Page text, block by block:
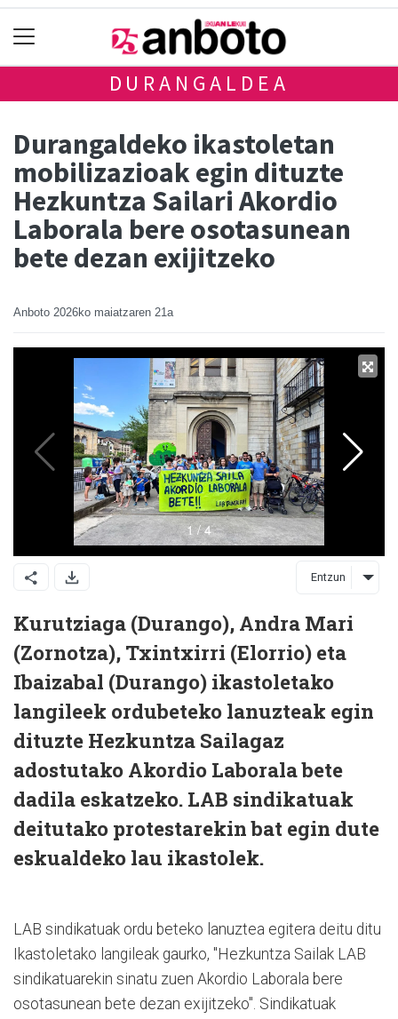
DURANGALDEA
Durangaldeko ikastoletan
mobilizazioak egin dituzte
Hezkuntza Sailari Akordio
Laborala bere osotasunean
bete dezan exijitzeko
Anboto 2026ko maiatzaren 21a
Entzun
Kurutziaga (Durango), Andra Mari
(Zornotza), Txintxirri (Elorrio) eta
Ibaizabal (Durango) ikastoletako
langileek ordubeteko lanuzteak egin
dituzte Hezkuntza Sailagaz
adostutako Akordio Laborala bete
dadila eskatzeko. LAB sindikatuak
deitutako protestarekin bat egin dute
eskualdeko lau ikastolek.
LAB sindikatuak ordu beteko lanuztea egitera deitu ditu
Ikastoletako langileak gaurko, "Hezkuntza Sailak LAB
sindikatuarekin sinatu zuen Akordio Laborala bere
osotasunean bete dezan exijitzeko". Sindikatuak